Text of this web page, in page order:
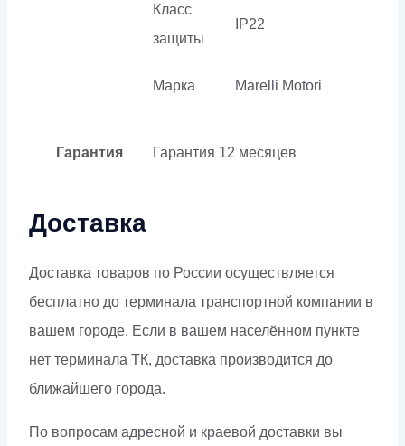
Класс
защиты
IP22
Марка Marelli Motori
Гарантия Гарантия 12 месяцев
Доставка
Доставка товаров по России осуществляется
бесплатно до терминала транспортной компании в
вашем городе. Если в вашем населённом пункте
нет терминала ТК, доставка производится до
ближайшего города.
По вопросам адресной и краевой доставки вы